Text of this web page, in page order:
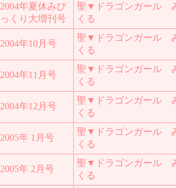
2004年夏休みび
っくり大増刊号
聖▼ドラゴンガール
くる
2004年10月号
聖▼ドラゴンガール
くる
2004年11月号
聖▼ドラゴンガール
くる
2004年12月号
聖▼ドラゴンガール
くる
2005年 1月号
聖▼ドラゴンガール
くる
2005年 2月号
聖▼ドラゴンガール
くる